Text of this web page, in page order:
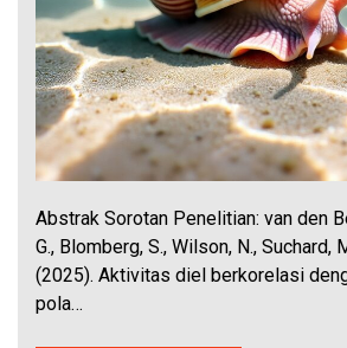
Abstrak Sorotan Penelitian: van den
G., Blomberg, S., Wilson, N., Suchard,
(2025). Aktivitas diel berkorelasi
pola…